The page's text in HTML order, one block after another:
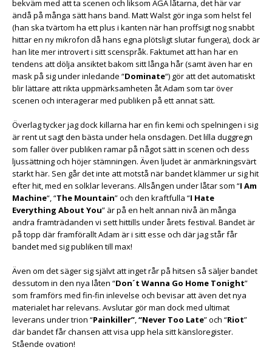
bekväm med att ta scenen och liksom ÄGA låtarna, det här var
ändå på många sätt hans band. Matt Walst gör inga som helst fel
(han ska tvärtom ha ett plus i kanten när han proffsigt nog snabbt
hittar en ny mikrofon då hans egna plötsligt slutar fungera), dock är
han lite mer introvert i sitt scenspråk. Faktumet att han har en
tendens att dölja ansiktet bakom sitt långa hår (samt även har en
mask på sig under inledande “Dominate“) gör att det automatiskt
blir lättare att rikta uppmärksamheten åt Adam som tar över
scenen och interagerar med publiken på ett annat sätt.
Överlag tycker jag dock killarna har en fin kemi och spelningen i sig
är rent ut sagt den bästa under hela onsdagen. Det lilla duggregn
som faller över publiken ramar på något sätt in scenen och dess
ljussättning och höjer stämningen. Även ljudet är anmärkningsvärt
starkt här. Sen går det inte att motstå när bandet klämmer ur sig hit
efter hit, med en solklar leverans. Allsången under låtar som “I Am
Machine“, “The Mountain” och den kraftfulla “I Hate
Everything About You” är på en helt annan nivå än många
andra framträdanden vi sett hittills under årets festival. Bandet är
på topp där framförallt Adam är i sitt esse och där jag står får
bandet med sig publiken till max!
Även om det säger sig självt att inget rår på hitsen så säljer bandet
dessutom in den nya låten “Don´t Wanna Go Home Tonight”
som framförs med fin-fin inlevelse och bevisar att även det nya
materialet har relevans. Avslutar gör man dock med ultimat
leverans under trion “Painkiller”,“Never Too Late” och “Riot”
där bandet får chansen att visa upp hela sitt känsloregister.
Stående ovation!